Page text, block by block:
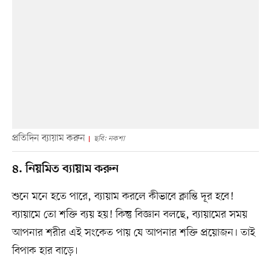
প্রতিদিন ব্যায়াম করুন ছবি: নকশা
৪. নিয়মিত ব্যায়াম করুন
শুনে মনে হতে পারে, ব্যায়াম করলে কীভাবে ক্লান্তি দূর হবে!
ব্যায়ামে তো শক্তি ব্যয় হয়! কিন্তু বিজ্ঞান বলছে, ব্যায়ামের সময়
আপনার শরীর এই সংকেত পায় যে আপনার শক্তি প্রয়োজন। তাই
বিপাক হার বাড়ে।